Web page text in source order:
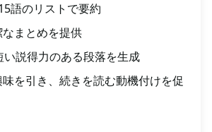
語のリストで要約
まとめを提供
い説得力のある段落を生成
を引き、続きを読む動機付けを促